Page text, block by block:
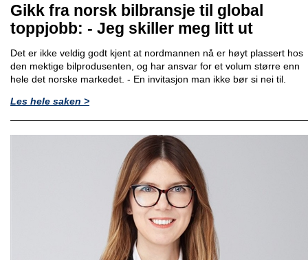
Gikk fra norsk bilbransje til global
toppjobb: - Jeg skiller meg litt ut
Det er ikke veldig godt kjent at nordmannen nå er høyt plassert hos
den mektige bilprodusenten, og har ansvar for et volum større enn
hele det norske markedet. - En invitasjon man ikke bør si nei til.
Les hele saken >